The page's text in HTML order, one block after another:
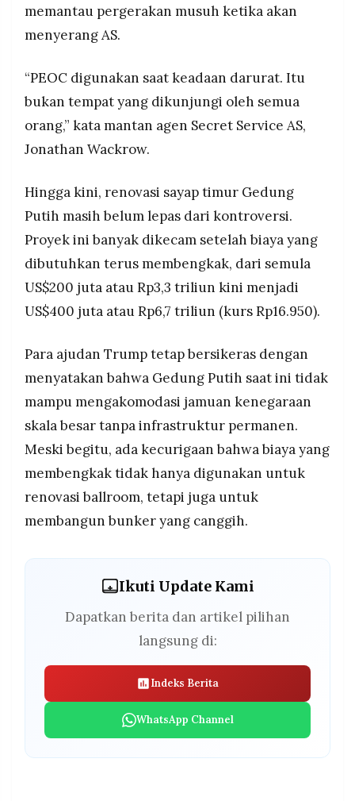
memantau pergerakan musuh ketika akan
menyerang AS.
“PEOC digunakan saat keadaan darurat. Itu
bukan tempat yang dikunjungi oleh semua
orang,” kata mantan agen Secret Service AS,
Jonathan Wackrow.
Hingga kini, renovasi sayap timur Gedung
Putih masih belum lepas dari kontroversi.
Proyek ini banyak dikecam setelah biaya yang
dibutuhkan terus membengkak, dari semula
US$200 juta atau Rp3,3 triliun kini menjadi
US$400 juta atau Rp6,7 triliun (kurs Rp16.950).
Para ajudan Trump tetap bersikeras dengan
menyatakan bahwa Gedung Putih saat ini tidak
mampu mengakomodasi jamuan kenegaraan
skala besar tanpa infrastruktur permanen.
Meski begitu, ada kecurigaan bahwa biaya yang
membengkak tidak hanya digunakan untuk
renovasi ballroom, tetapi juga untuk
membangun bunker yang canggih.
Ikuti Update Kami
Dapatkan berita dan artikel pilihan
langsung di:
Indeks Berita
WhatsApp Channel